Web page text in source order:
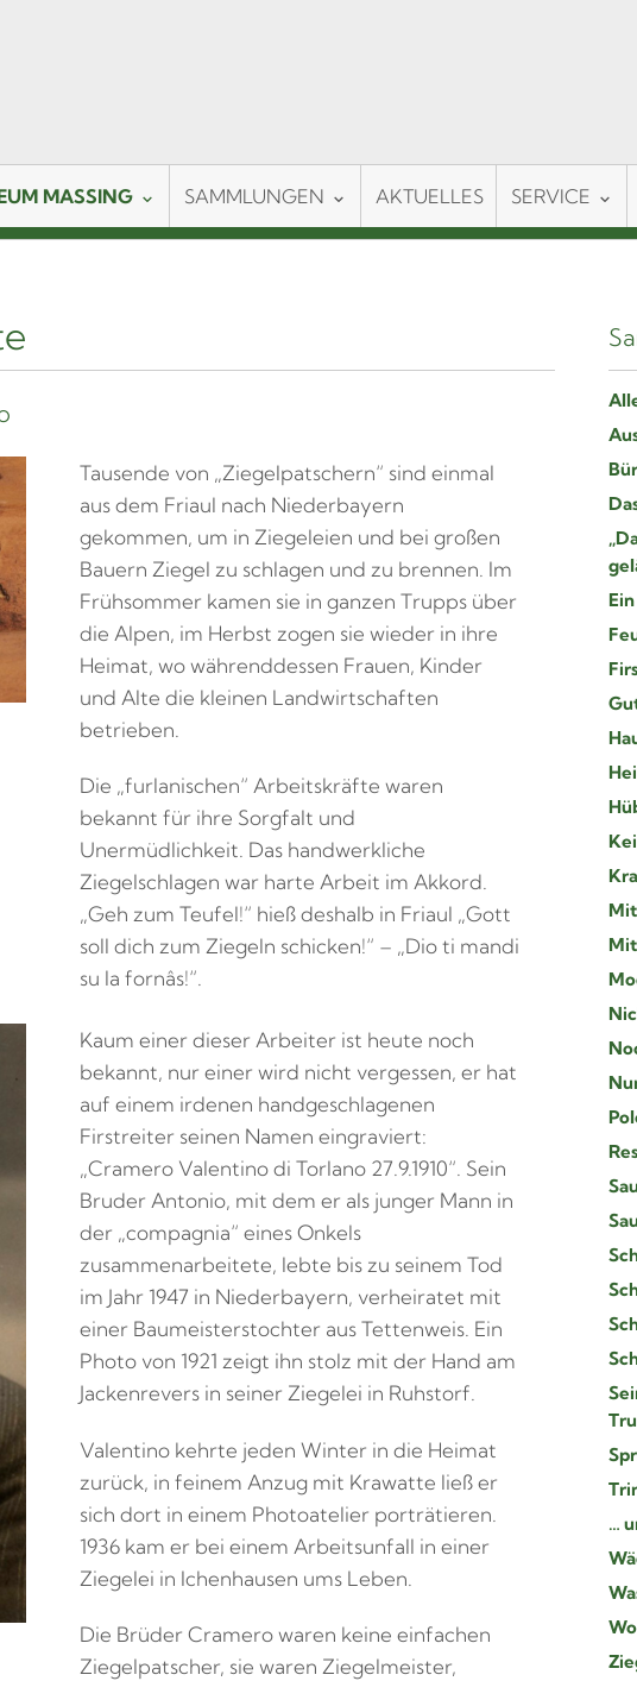
MASSING SAMMLUNGEN AKTUELLES SERVICE
Tausende von „Ziegelpatschern“ sind einmal
aus dem Friaul nach Niederbayern
gekommen, um in Ziegeleien und bei großen
Bauern Ziegel zu schlagen und zu brennen. Im
Frühsommer kamen sie in ganzen Trupps über
die Alpen, im Herbst zogen sie wieder in ihre
Heimat, wo währenddessen Frauen, Kinder
und Alte die kleinen Landwirtschaften
betrieben.
Die „furlanischen“ Arbeitskräfte waren
bekannt für ihre Sorgfalt und
Unermüdlichkeit. Das handwerkliche
Ziegelschlagen war harte Arbeit im Akkord.
„Geh zum Teufel!“ hieß deshalb in Friaul „Gott
soll dich zum Ziegeln schicken!“ – „Dio ti mandi
su la fornâs!“.
Kaum einer dieser Arbeiter ist heute noch
bekannt, nur einer wird nicht vergessen, er hat
auf einem irdenen handgeschlagenen
Firstreiter seinen Namen eingraviert:
„Cramero Valentino di Torlano 27.9.1910“. Sein
Bruder Antonio, mit dem er als junger Mann in
der „compagnia“ eines Onkels
zusammenarbeitete, lebte bis zu seinem Tod
im Jahr 1947 in Niederbayern, verheiratet mit
einer Baumeisterstochter aus Tettenweis. Ein
Photo von 1921 zeigt ihn stolz mit der Hand am
Jackenrevers in seiner Ziegelei in Ruhstorf.
Valentino kehrte jeden Winter in die Heimat
zurück, in feinem Anzug mit Krawatte ließ er
sich dort in einem Photoatelier porträtieren.
1936 kam er bei einem Arbeitsunfall in einer
Ziegelei in Ichenhausen ums Leben.
Die Brüder Cramero waren keine einfachen
Ziegelpatscher, sie waren Ziegelmeister,
…